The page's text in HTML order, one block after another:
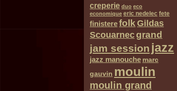
creperie duo eco
economique eric nedelec fete
finisterefolk Gildas
Scouarnecgrand
jam session jazz
jazz manouche marc
gauvin moulin
moulin grand